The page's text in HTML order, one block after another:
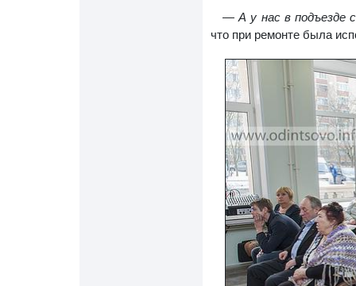
— А у нас в подъезде
что при ремонте была